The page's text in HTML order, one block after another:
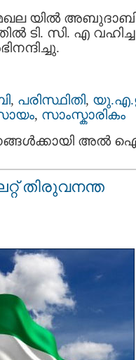
യില്‍
ടി. സി. എ വഹിച്ച
, പരിസ്ഥിതി,
, സാംസ്കാരികം
അല്‍
തിരുവനന്ത